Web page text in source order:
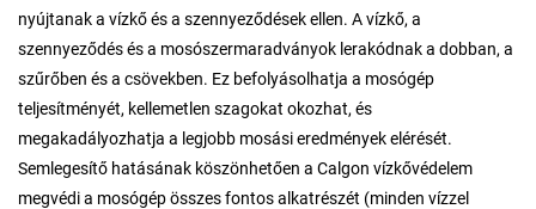
nyújtanak a vízkő és a szennyeződések ellen. A vízkő, a
szennyeződés és a mosószermaradványok lerakódnak a dobban, a
szűrőben és a csövekben. Ez befolyásolhatja a mosógép
teljesítményét, kellemetlen szagokat okozhat, és
megakadályozhatja a legjobb mosási eredmények elérését.
Semlegesítő hatásának köszönhetően a Calgon vízkővédelem
megvédi a mosógép összes fontos alkatrészét (minden vízzel